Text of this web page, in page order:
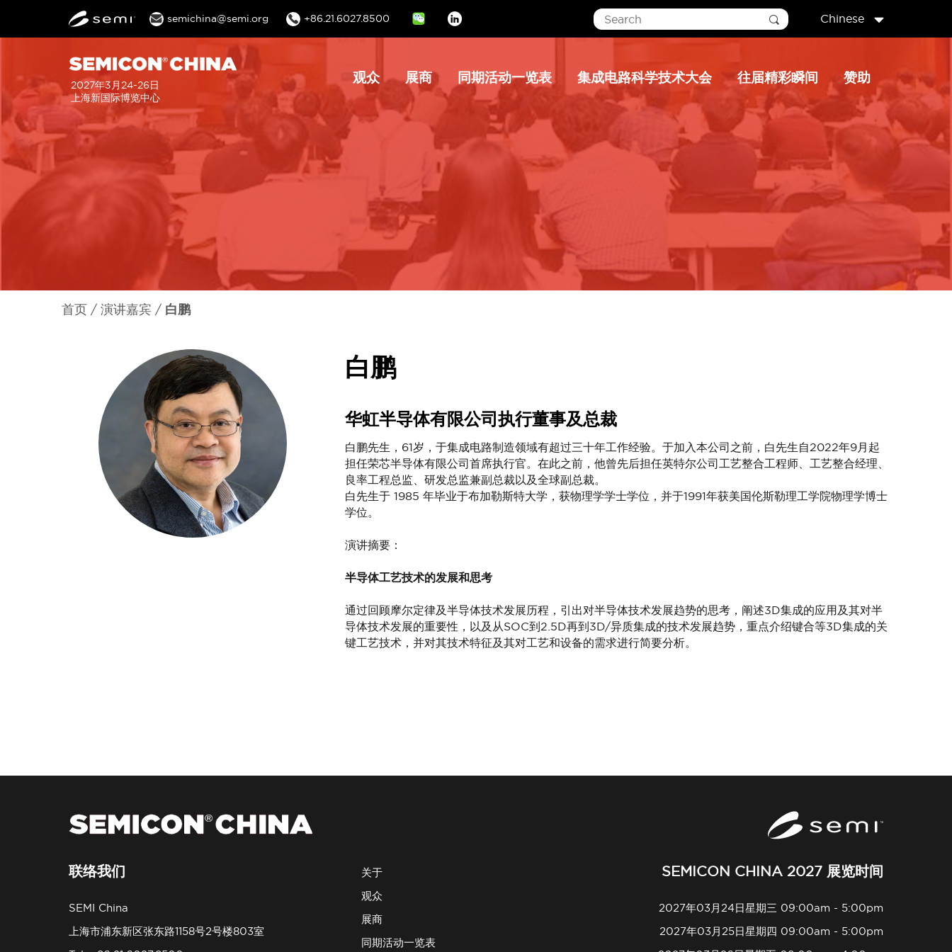
semichina@semi.org +86.21.6027.8500
Linkedin
Chinese
2027年3月24-26日
上海新国际博览中心
Main
navigation
观众 展商 同期活动一览表 集成电路科学技术大会 往届精彩瞬间 赞助
首页 演讲嘉宾 白鹏
白鹏
华虹半导体有限公司执行董事及总裁
白鹏先生，61岁，于集成电路制造领域有超过三十年工作经验。于加入本公司之前，白先生自2022年9月起
担任荣芯半导体有限公司首席执行官。在此之前，他曾先后担任英特尔公司工艺整合工程师、工艺整合经理、
良率工程总监、研发总监兼副总裁以及全球副总裁。
白先生于 1985 年毕业于布加勒斯特大学，获物理学学士学位，并于1991年获美国伦斯勒理工学院物理学博士
学位。
演讲摘要：
半导体工艺技术的发展和思考
通过回顾摩尔定律及半导体技术发展历程，引出对半导体技术发展趋势的思考，阐述3D集成的应用及其对半
导体技术发展的重要性，以及从SOC到2.5D再到3D/异质集成的技术发展趋势，重点介绍键合等3D集成的关
键工艺技术，并对其技术特征及其对工艺和设备的需求进行简要分析。
联络我们
SEMI China
上海市浦东新区张东路1158号2号楼803室
关于
观众
展商
同期活动一览表
SEMICON CHINA 2027 展览时间
2027年03月24日星期三 09:00am - 5:00pm
2027年03月25日星期四 09:00am - 5:00pm